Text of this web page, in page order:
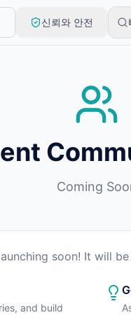
신뢰와 안전
Coming
soon! It will
and build